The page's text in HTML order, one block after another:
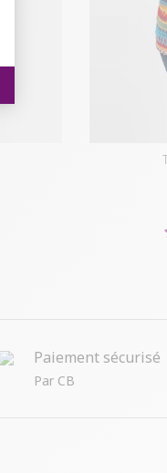
Paiement sécurisé
Par CB